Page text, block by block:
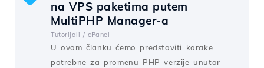
na VPS paketima putem
MultiPHP Manager-a
Tutorijali / cPanel
U ovom članku ćemo predstaviti korake
potrebne za promenu PHP verzije unutar